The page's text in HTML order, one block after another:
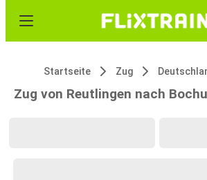
Startseite Zug
Zug von Reutlingen nach